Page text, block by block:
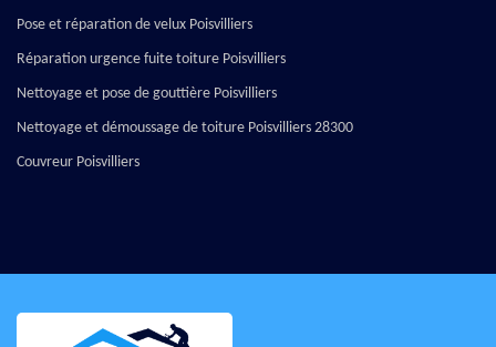
Pose et réparation de velux Poisvilliers
Réparation urgence fuite toiture Poisvilliers
Nettoyage et pose de gouttière Poisvilliers
Nettoyage et démoussage de toiture Poisvilliers 28300
Couvreur Poisvilliers